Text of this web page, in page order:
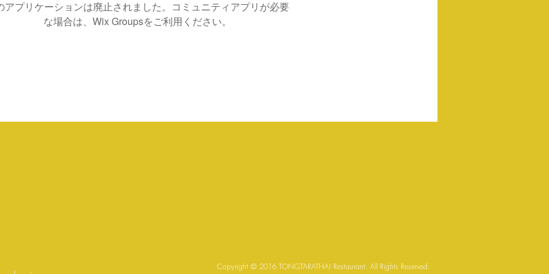
アプリケーションは廃止されました。コミュニティアプリが必要
な場合は、Wix Groupsをご利用ください。
Copyright © ​2016 TONGTARATHAI Restaurant. All Rights Reserved.